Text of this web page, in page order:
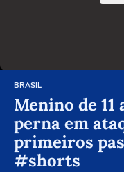
BRASIL
Menino de 11
perna em
primeiros
#shorts